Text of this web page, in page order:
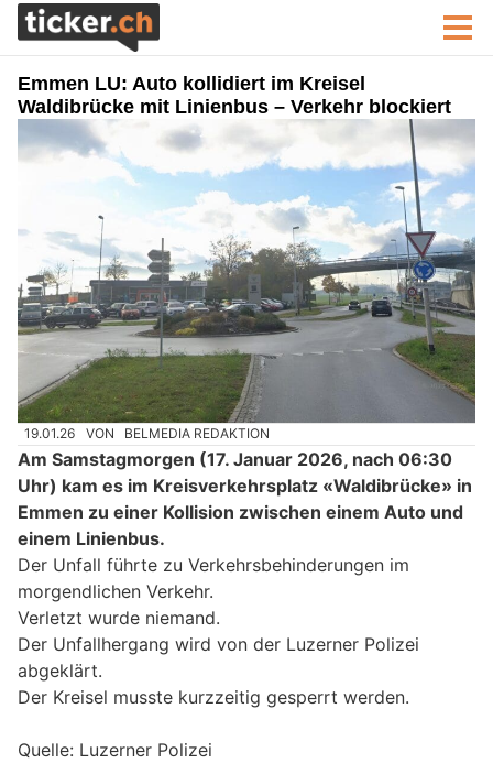
Emmen LU: Auto kollidiert im Kreisel
Waldibrücke mit Linienbus – Verkehr blockiert
19.01.26 VON BELMEDIA REDAKTION
Am Samstagmorgen (17. Januar 2026, nach 06:30
Uhr) kam es im Kreisverkehrsplatz «Waldibrücke» in
Emmen zu einer Kollision zwischen einem Auto und
einem Linienbus.
Der Unfall führte zu Verkehrsbehinderungen im
morgendlichen Verkehr.
Verletzt wurde niemand.
Der Unfallhergang wird von der Luzerner Polizei
abgeklärt.
Der Kreisel musste kurzzeitig gesperrt werden.
Quelle: Luzerner Polizei